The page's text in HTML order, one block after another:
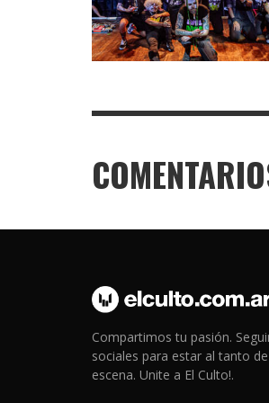
Compartimos tu pasión.
sociales para estar al tanto
escena. Unite a El Culto!.